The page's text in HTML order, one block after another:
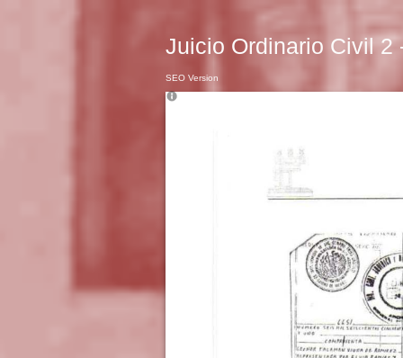
Juicio Ordinario Civil 2
SEO Version